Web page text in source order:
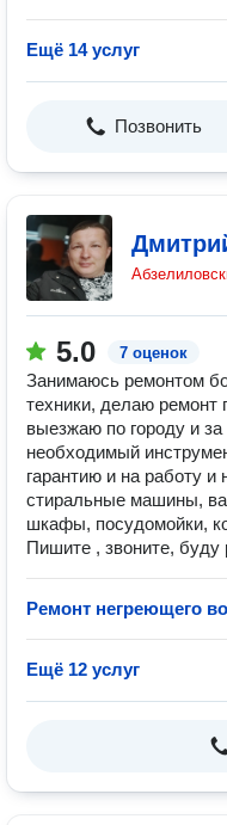
Ещё 14 услуг
Позвонить
5.0 7 оценок
Занимаюсь ремонтом
техники, делаю ремонт
выезжаю по городу и
необходимый
гарантию и на работу и
стиральные машины,
шкафы, посудомойки,
Пишите , звоните, буду
Ремонт негреющего
Ещё 12 услуг